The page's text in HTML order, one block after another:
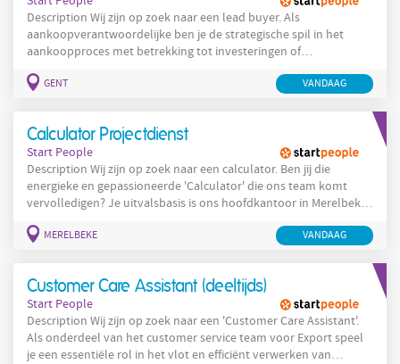
Description Wij zijn op zoek naar een lead buyer. Als
aankoopverantwoordelijke ben je de strategische spil in het
aankoopproces met betrekking tot investeringen of
het opstellen van aanbestedingen tot het vergelijken,
principes van Total Cost of Ownership, in overleg met je
GENT VANDAAG
Calculator Projectdienst
Start People
Description Wij zijn op zoek naar een calculator. Ben jij die
energieke en gepassioneerde 'Calculator' die ons team komt
vervolledigen? Je uitvalsbasis is ons hoofdkantoor in Merelbeke-
ondersteunen én inspireren. Wat ga je doen? Je analyseert
MERELBEKE VANDAAG
Customer Care Assistant (deeltijds)
Start People
Description Wij zijn op zoek naar een 'Customer Care Assistant'.
Als onderdeel van het customer service team voor Export speel
je een essentiële rol in het vlot en efficiënt verwerken van